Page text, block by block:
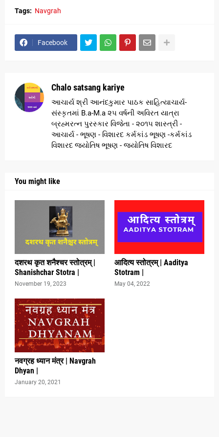
Tags: Navgrah
Facebook
Chalo satsang kariye
આચાર્ય શ્રી આનંદકુમાર પાઠક સાહિત્યાચાર્ય-
સંસ્કૃતમાં B.a-M.a ૨૫ વર્ષની અવિરત યાત્રા
બ્રહ્મરત્ન પુરસ્કાર વિજેતા - ૨૦૧૫ શાસ્ત્રી -
આચાર્ય - ભૂષણ - વિશારદ કર્મકાંડ ભૂષણ -કર્મકાંડ
વિશારદ જ્યોતિષ ભૂષણ - જ્યોતિષ વિશારદ
You might like
दशरथ कृत शनैश्चर स्तोत्रम् |
Shanishchar Stotra |
November 19, 2023
आदित्य स्तोत्रम् | Aaditya
Stotram |
May 04, 2022
नवग्रह ध्यान मंत्र | Navgrah
Dhyan |
January 20, 2021